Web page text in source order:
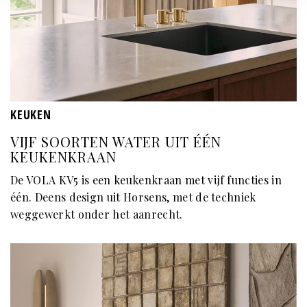
KEUKEN
VIJF SOORTEN WATER UIT ÉÉN
KEUKENKRAAN
De VOLA KV5 is een keukenkraan met vijf functies in
één. Deens design uit Horsens, met de techniek
weggewerkt onder het aanrecht.